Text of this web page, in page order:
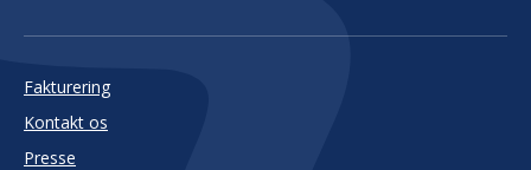
Fakturering
Kontakt os
Presse